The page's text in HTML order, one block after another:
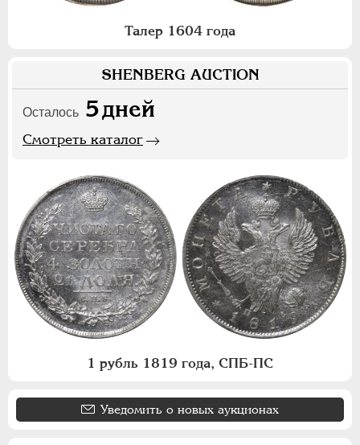
Талер 1604 года
SHENBERG AUCTION
Осталось 5дней
Смотреть каталог
1 рубль 1819 года, СПБ-ПС
Уведомить о новых аукционах